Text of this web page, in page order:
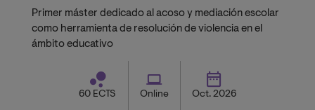
Primer máster dedicado al acoso y mediación escolar
como herramienta de resolución de violencia en el
ámbito educativo
60 ECTS Online Oct. 2026